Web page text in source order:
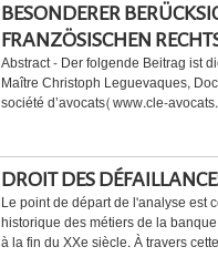
BESONDERER
FRANZÖSISCHEN
Abstract - Der folgende Beitrag ist
Maître Christoph Leguevaques,
société d’avocats(www.cle-
DROIT DES
Le point de départ de l'analyse est
historique des métiers de la
à la fin du XXe siècle. À travers